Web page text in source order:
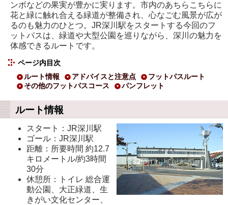
ンボなどの果実が豊かに実ります。市内のあちらこちらに
花と緑に触れ合える緑道が整備され、心なごむ風景が広が
るのも魅力のひとつ。JR深川駅をスタートする今回のフ
ットパスは、緑道や大型公園を巡りながら、深川の魅力を
体感できるルートです。
ページ内目次
ルート情報
アドバイスと注意点
フットパスルート
その他のフットパスコース
パンフレット
ルート情報
スタート：JR深川駅
ゴール：JR深川駅
距離：所要時間 約12.7
キロメートル/約3時間
30分
休憩所：トイレ 総合運
動公園、大正緑道、生
きがい文化センター、